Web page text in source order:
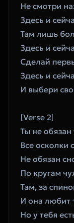
Не смотри
Здесь и
Там лишь
Здесь и
Сделай
Здесь и
И выбери
[Verse 2]
Ты не
Все осколки
Не обязан
По кругам
Там, за
И она любит
Но у тебя